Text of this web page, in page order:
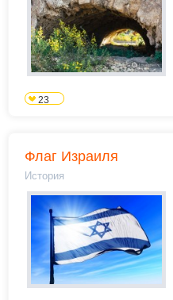
23
Флаг Израиля
История